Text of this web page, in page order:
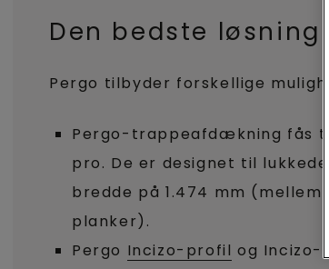
Den bedste løsning
Pergo tilbyder forskellige
Pergo-trappeafdækning fås
pro. De er designet til
bredde på 1.474 mm
planker).
Pergo Incizo-profil og Incizo-